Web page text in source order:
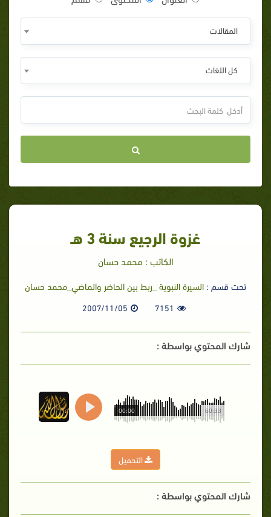
المقالات
كل اللغات
غزوة الرجيع سنة 3 هـ
الكاتب : محمد حسان
تحت قسم : السيرة النبوية _ربط بين الحاضر والماضي_محمد حسان
7151
2007/11/05
شارك المحتوي بواسطة :
60:33
00:00
التحميل
شارك المحتوي بواسطة :